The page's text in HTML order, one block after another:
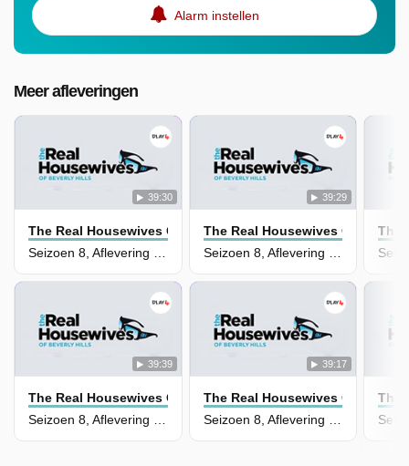
Alarm instellen
Meer afleveringen
39:30
The Real Housewives Of Beverly Hills
Seizoen 8, Aflevering 10 - The Big Apple Bites
39:29
The Real Housewives Of
Seizoen 8, Aflevering 9 - That Was Weird
39:39
The Real Housewives Of Beverly Hills
39:17
The Real Housewives Of
The
The